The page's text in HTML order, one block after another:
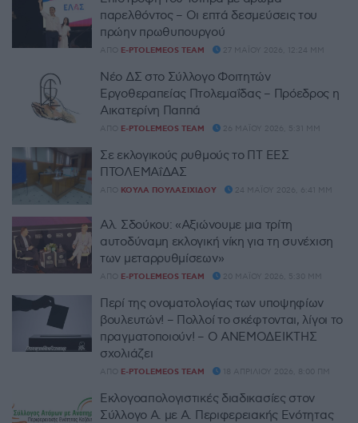
παρελθόντος – Οι επτά δεσμεύσεις του
πρώην πρωθυπουργού
ΑΠΌ E-PTOLEMEOS TEAM 27 ΜΑΪ́ΟΥ 2026, 12:24 ΜΜ
Νέο ΔΣ στο Σύλλογο Φοιτητών
Εργοθεραπείας Πτολεμαΐδας – Πρόεδρος η
Αικατερίνη Παππά
ΑΠΌ E-PTOLEMEOS TEAM 26 ΜΑΪ́ΟΥ 2026, 5:31 ΜΜ
Σε εκλογικούς ρυθμούς το ΠΤ ΕΕΣ
ΠΤΟΛΕΜΑΐΔΑΣ
ΑΠΌ ΚΟΎΛΑ ΠΟΥΛΑΣΙΧΊΔΟΥ 24 ΜΑΪ́ΟΥ 2026, 6:41 ΜΜ
Αλ. Σδούκου: «Αξιώνουμε μια τρίτη
αυτοδύναμη εκλογική νίκη για τη συνέχιση
των μεταρρυθμίσεων»
ΑΠΌ E-PTOLEMEOS TEAM 20 ΜΑΪ́ΟΥ 2026, 5:30 ΜΜ
Περί της ονοματολογίας των υποψηφίων
βουλευτών! – Πολλοί το σκέφτονται, λίγοι το
πραγματοποιούν! – Ο ΑΝΕΜΟΔΕΙΚΤΗΣ
σχολιάζει
ΑΠΌ E-PTOLEMEOS TEAM 18 ΑΠΡΙΛΊΟΥ 2026, 8:00 ΠΜ
Εκλογοαπολογιστικές διαδικασίες στον
Σύλλογο Α. με Α. Περιφερειακής Ενότητας